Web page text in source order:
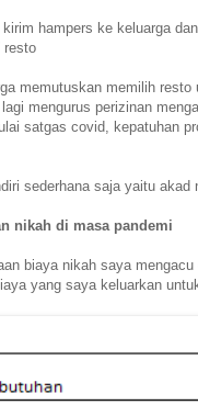
hampers ke keluarga
resto
memutuskan memilih
mengurus perizinan
satgas covid, kepatuhan
sederhana saja yaitu
nikah di masa pandemi
biaya nikah saya
yang saya keluarkan